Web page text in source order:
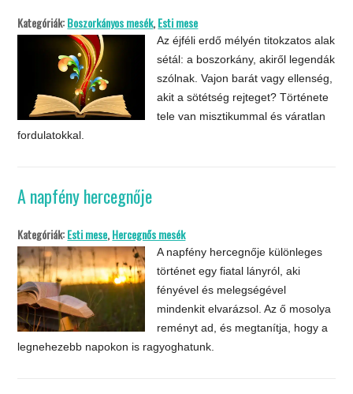
Kategóriák:Boszorkányos mesék,Esti mese
Az éjféli erdő mélyén titokzatos alak
sétál: a boszorkány, akiről legendák
szólnak. Vajon barát vagy ellenség,
akit a sötétség rejteget? Története
tele van misztikummal és váratlan
fordulatokkal.
A napfény hercegnője
Kategóriák:Esti mese,Hercegnős mesék
A napfény hercegnője különleges
történet egy fiatal lányról, aki
fényével és melegségével
mindenkit elvarázsol. Az ő mosolya
reményt ad, és megtanítja, hogy a
legnehezebb napokon is ragyoghatunk.